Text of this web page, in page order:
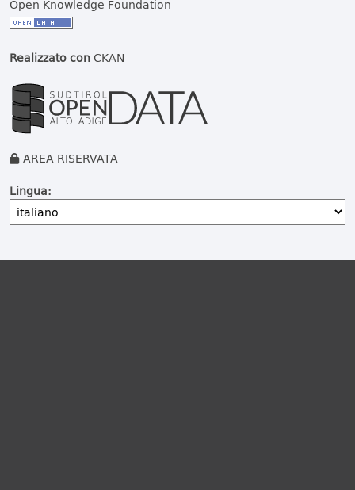
Open Knowledge Foundation
Realizzato conCKAN
AREA RISERVATA
Lingua